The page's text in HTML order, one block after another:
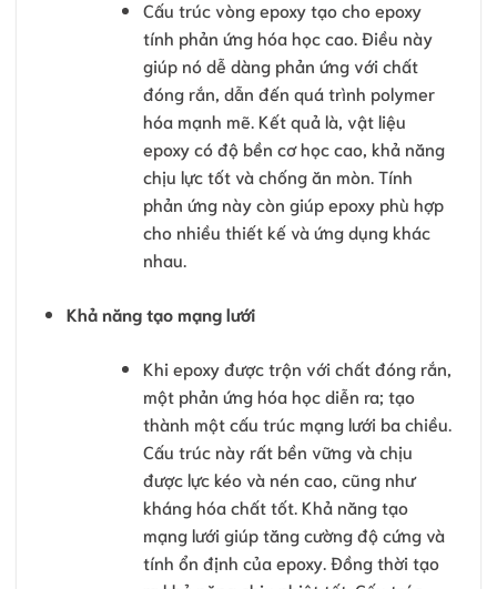
Cấu trúc vòng epoxy tạo cho epoxy
tính phản ứng hóa học cao. Điều này
giúp nó dễ dàng phản ứng với chất
đóng rắn, dẫn đến quá trình polymer
hóa mạnh mẽ. Kết quả là, vật liệu
epoxy có độ bền cơ học cao, khả năng
chịu lực tốt và chống ăn mòn. Tính
phản ứng này còn giúp epoxy phù hợp
cho nhiều thiết kế và ứng dụng khác
nhau.
Khả năng tạo mạng lưới
Khi epoxy được trộn với chất đóng rắn,
một phản ứng hóa học diễn ra; tạo
thành một cấu trúc mạng lưới ba chiều.
Cấu trúc này rất bền vững và chịu
được lực kéo và nén cao, cũng như
kháng hóa chất tốt. Khả năng tạo
mạng lưới giúp tăng cường độ cứng và
tính ổn định của epoxy. Đồng thời tạo